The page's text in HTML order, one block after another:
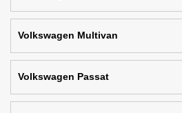
Volkswagen Multivan
Volkswagen Passat